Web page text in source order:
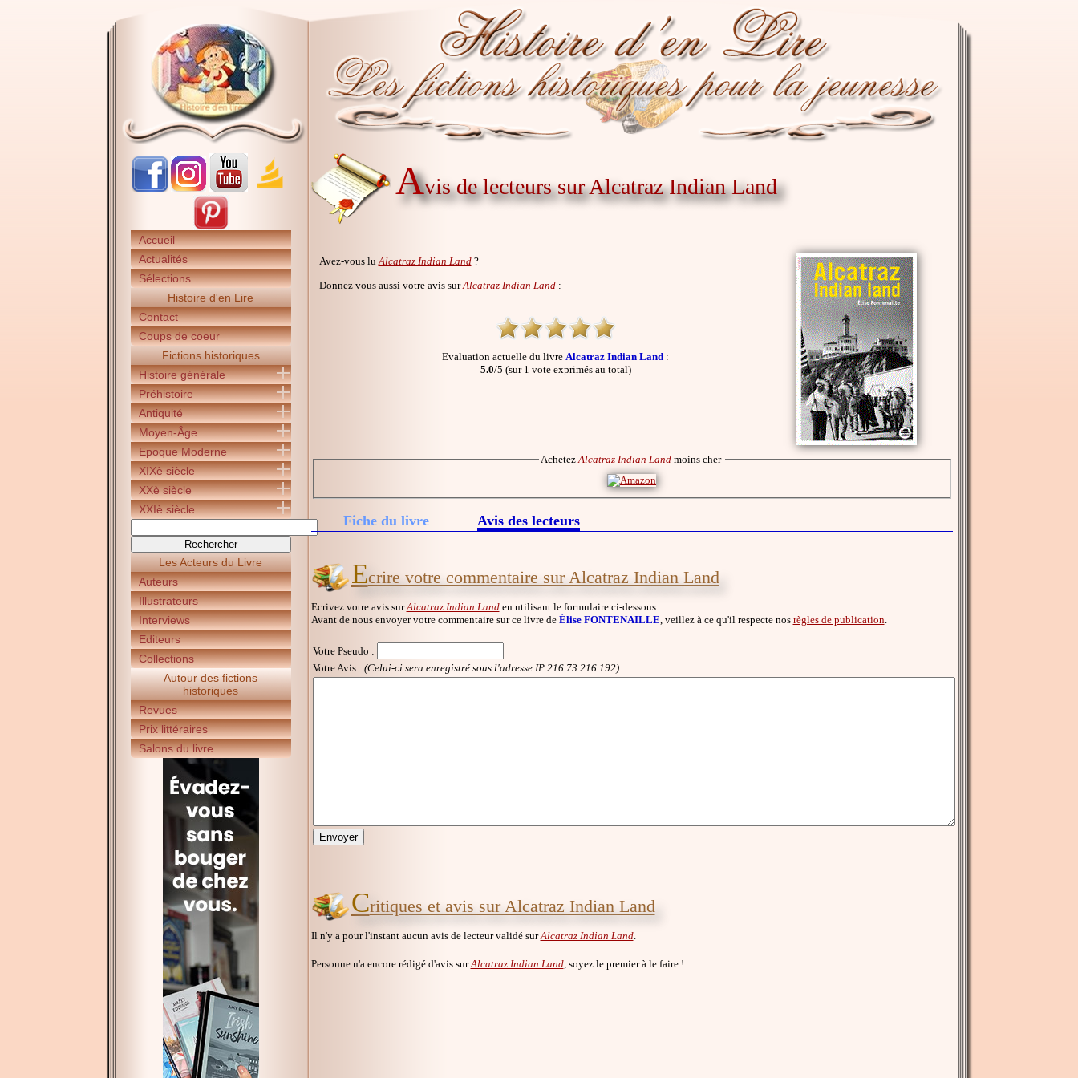
Accueil
Actualités
Sélections
Histoire d'en Lire
Contact
Coups de coeur
Fictions historiques
Histoire générale
Préhistoire
Antiquité
Moyen-Âge
Epoque Moderne
XIXè siècle
XXè siècle
XXIè siècle
Les Acteurs du Livre
Auteurs
Illustrateurs
Interviews
Editeurs
Collections
Autour des fictions
historiques
Revues
Prix littéraires
Salons du livre
Avis de lecteurs sur Alcatraz Indian Land
Avez-vous luAlcatraz Indian Land?
Donnez vous aussi votre avis surAlcatraz Indian Land:
Evaluation actuelle du livre Alcatraz Indian Land :
5.0/5 (sur 1 vote exprimés au total)
AchetezAlcatraz Indian Landmoins cher
Fiche du livre Avis des lecteurs
Ecrire votre commentaire sur Alcatraz Indian Land
Ecrivez votre avis surAlcatraz Indian Landen utilisant le formulaire ci-dessous.
Avant de nous envoyer votre commentaire sur ce livre de Élise FONTENAILLE , veillez à ce qu'il respecte nos règles de publication
Votre Pseudo :
Votre Avis : (Celui-ci sera enregistré sous l'adresse IP 216.73.216.192)
Critiques et avis sur Alcatraz Indian Land
Il n'y a pour l'instant aucun avis de lecteur validé surAlcatraz Indian Land.
Personne n'a encore rédigé d'avis surAlcatraz Indian Land, soyez le premier à le faire !